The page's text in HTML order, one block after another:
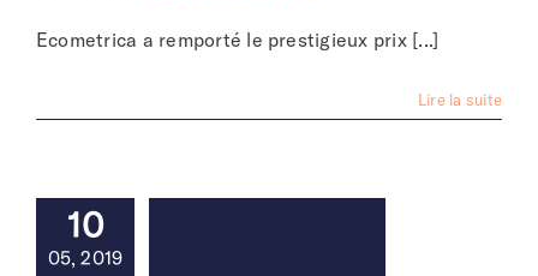
Ecometrica a remporté le prestigieux prix [...]
Lire la suite
10
05, 2019